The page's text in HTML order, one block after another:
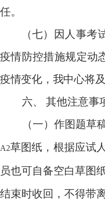
任。
（七）因人事
疫情防控措施规定动
疫情变化，我中心将
六、 其他注意事
（一）作图题草
A2草图纸，根据应试
员也可自备空白草图
结束时收回，不得带